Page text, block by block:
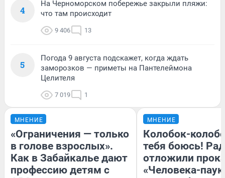
4
На Черноморском побережье закрыли пляжи:
что там происходит
9 406 13
5
Погода 9 августа подскажет, когда ждать
заморозков — приметы на Пантелеймона
Целителя
7 019 1
МНЕНИЕ
«Ограничения — только
в голове взрослых».
Как в Забайкалье дают
профессию детям с
МНЕНИЕ
Колобок-
тебя боюсь!
отложили
«Человека-